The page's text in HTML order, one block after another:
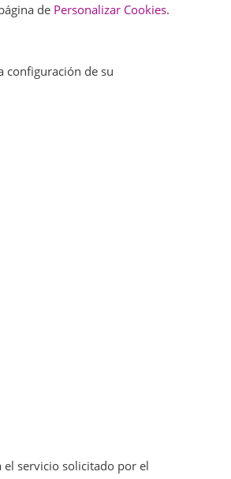
de Personalizar Cookies.
configuración de su
servicio solicitado por el